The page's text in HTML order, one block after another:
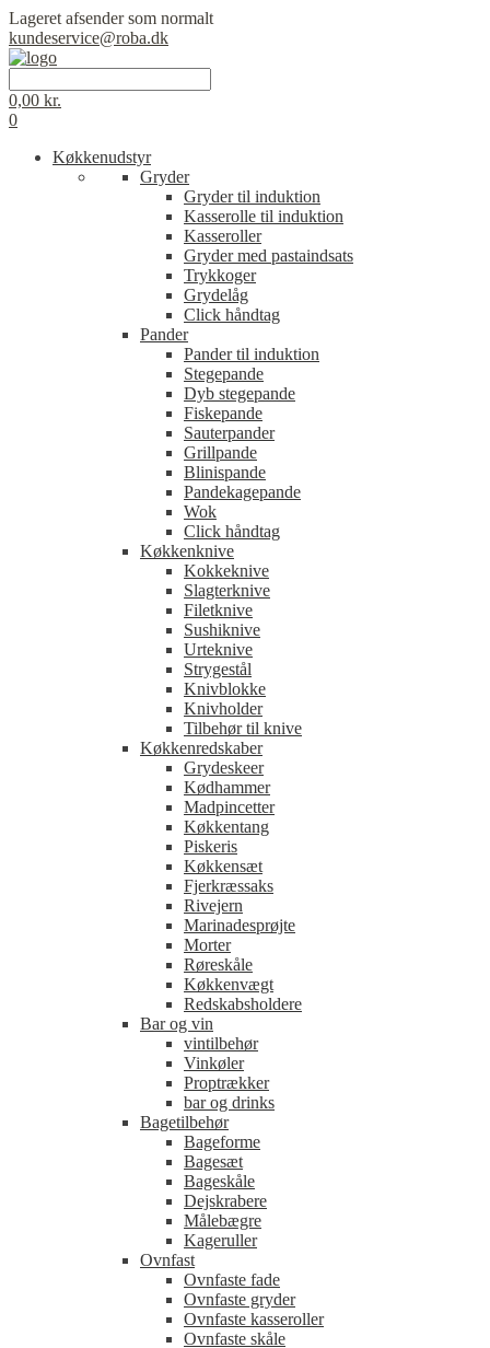
Lageret afsender som normalt
kundeservice@roba.dk
0,00 kr.
0
Køkkenudstyr
Gryder
Gryder til induktion
Kasserolle til induktion
Kasseroller
Gryder med pastaindsats
Trykkoger
Grydelåg
Click håndtag
Pander
Pander til induktion
Stegepande
Dyb stegepande
Fiskepande
Sauterpander
Grillpande
Blinispande
Pandekagepande
Wok
Click håndtag
Køkkenknive
Kokkeknive
Slagterknive
Filetknive
Sushiknive
Urteknive
Strygestål
Knivblokke
Knivholder
Tilbehør til knive
Køkkenredskaber
Grydeskeer
Kødhammer
Madpincetter
Køkkentang
Piskeris
Køkkensæt
Fjerkræssaks
Rivejern
Marinadesprøjte
Morter
Røreskåle
Køkkenvægt
Redskabsholdere
Bar og vin
vintilbehør
Vinkøler
Proptrækker
bar og drinks
Bagetilbehør
Bageforme
Bagesæt
Bageskåle
Dejskrabere
Målebægre
Kageruller
Ovnfast
Ovnfaste fade
Ovnfaste gryder
Ovnfaste kasseroller
Ovnfaste skåle